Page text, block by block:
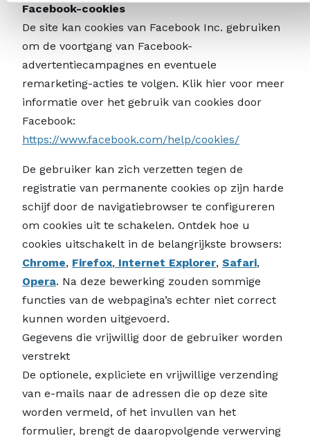
Facebook-cookies
De site kan cookies van Facebook Inc. gebruiken
om de voortgang van Facebook-
advertentiecampagnes en eventuele
remarketing-acties te volgen. Klik hier voor meer
informatie over het gebruik van cookies door
Facebook:
https://www.facebook.com/help/cookies/
De gebruiker kan zich verzetten tegen de
registratie van permanente cookies op zijn harde
schijf door de navigatiebrowser te configureren
om cookies uit te schakelen. Ontdek hoe u
cookies uitschakelt in de belangrijkste browsers:
Chrome, Firefox, Internet Explorer, Safari,
Opera. Na deze bewerking zouden sommige
functies van de webpagina’s echter niet correct
kunnen worden uitgevoerd.
Gegevens die vrijwillig door de gebruiker worden
verstrekt
De optionele, expliciete en vrijwillige verzending
van e-mails naar de adressen die op deze site
worden vermeld, of het invullen van het
formulier, brengt de daaropvolgende verwerving